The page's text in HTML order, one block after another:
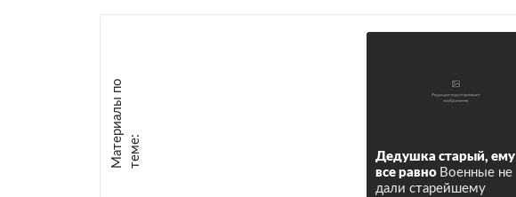
М
а
т е
р
и
а
л
ы
п
о
т
е
м
е :
Дедушка старый, ему
все равно Военные не
дали старейшему